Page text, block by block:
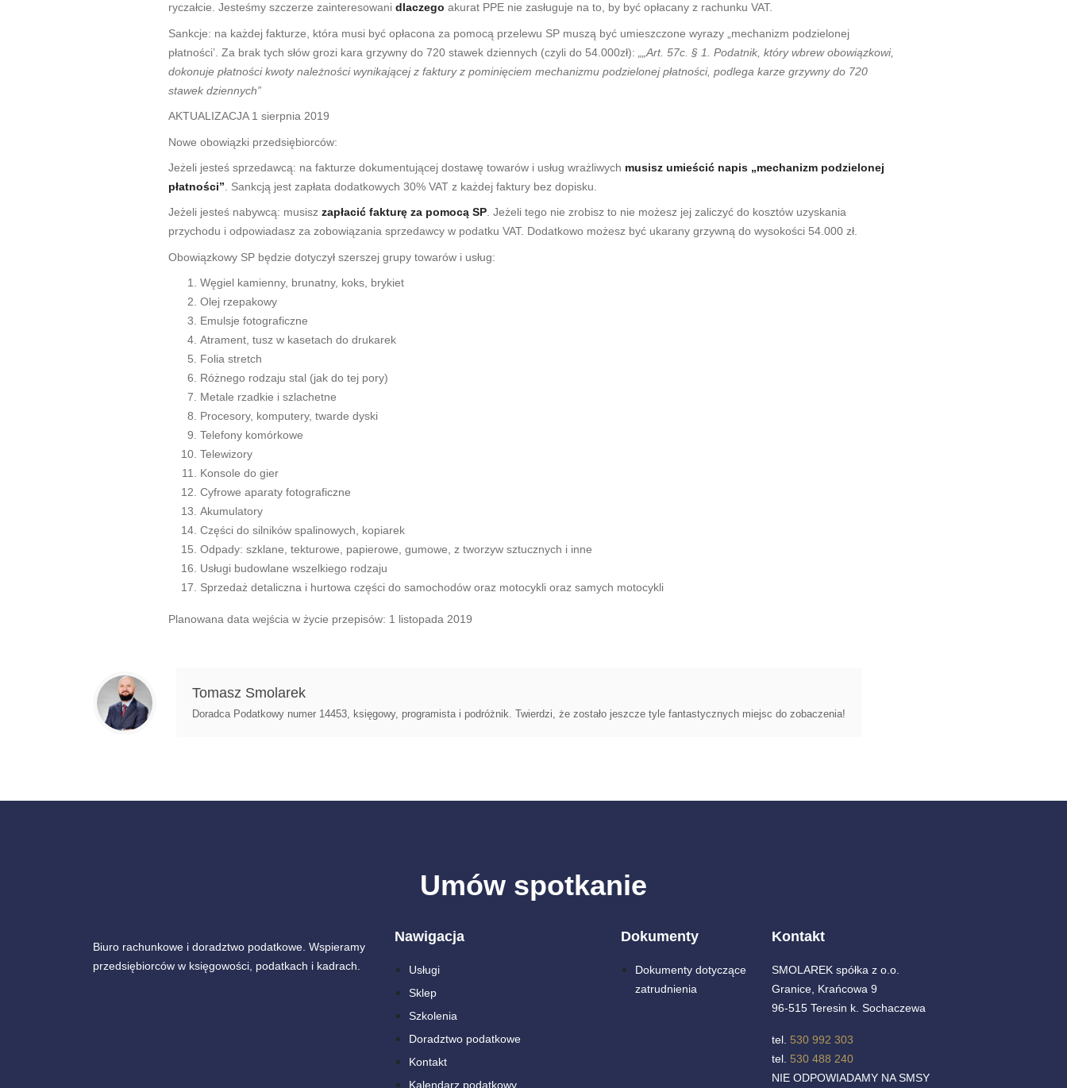
ryczałcie. Jesteśmy szczerze zainteresowani dlaczego akurat PPE nie zasługuje na to, by być opłacany z rachunku VAT.
Sankcje: na każdej fakturze, która musi być opłacona za pomocą przelewu SP muszą być umieszczone wyrazy „mechanizm podzielonej
płatności’. Za brak tych słów grozi kara grzywny do 720 stawek dziennych (czyli do 54.000zł):
„„Art. 57c. § 1. Podatnik, który wbrew obowiązkowi,
dokonuje płatności kwoty należności wynikającej z faktury z pominięciem mechanizmu podzielonej płatności, podlega karze grzywny do 720
stawek dziennych”
AKTUALIZACJA 1 sierpnia 2019
Nowe obowiązki przedsiębiorców:
Jeżeli jesteś sprzedawcą: na fakturze dokumentującej dostawę towarów i usług wrażliwych musisz umieścić napis „mechanizm podzielonej
płatności” . Sankcją jest zapłata dodatkowych 30% VAT z każdej faktury bez dopisku.
Jeżeli jesteś nabywcą: musisz zapłacić fakturę za pomocą SP. Jeżeli tego nie zrobisz to nie możesz jej zaliczyć do kosztów uzyskania
przychodu i odpowiadasz za zobowiązania sprzedawcy w podatku VAT. Dodatkowo możesz być ukarany grzywną do wysokości 54.000 zł.
Obowiązkowy SP będzie dotyczył szerszej grupy towarów i usług:
Węgiel kamienny, brunatny, koks, brykiet
Olej rzepakowy
Emulsje fotograficzne
Atrament, tusz w kasetach do drukarek
Folia stretch
Różnego rodzaju stal (jak do tej pory)
Metale rzadkie i szlachetne
Procesory, komputery, twarde dyski
Telefony komórkowe
Telewizory
Konsole do gier
Cyfrowe aparaty fotograficzne
Akumulatory
Części do silników spalinowych, kopiarek
Odpady: szklane, tekturowe, papierowe, gumowe, z tworzyw sztucznych i inne
Usługi budowlane wszelkiego rodzaju
Sprzedaż detaliczna i hurtowa części do samochodów oraz motocykli oraz samych motocykli
Planowana data wejścia w życie przepisów: 1 listopada 2019
Tomasz Smolarek
Doradca Podatkowy numer 14453, księgowy, programista i podróżnik. Twierdzi, że zostało jeszcze tyle fantastycznych miejsc do zobaczenia!
Umów spotkanie
Biuro rachunkowe i doradztwo podatkowe. Wspieramy
przedsiębiorców w księgowości, podatkach i kadrach.
Nawigacja
Usługi
Sklep
Szkolenia
Doradztwo podatkowe
Kontakt
Kalendarz podatkowy
Dokumenty
Dokumenty dotyczące
zatrudnienia
Kontakt
SMOLAREK spółka z o.o.
Granice, Krańcowa 9
96-515 Teresin k. Sochaczewa
tel. 530 992 303
tel. 530 488 240
NIE ODPOWIADAMY NA SMSY